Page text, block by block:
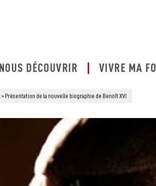
NOUS DÉCOUVRIR VIVRE MA FOI
> Présentation de la nouvelle biographie de Benoît XVI